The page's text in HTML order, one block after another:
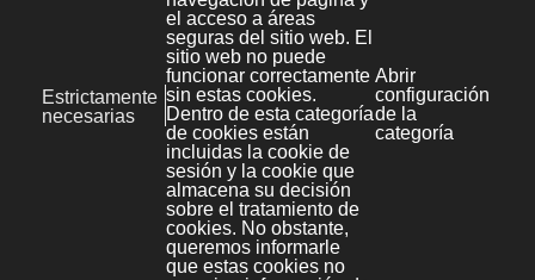
		alert('Campo Correcto');
	} else {
		alert(errorMessage);
	campo.focus();